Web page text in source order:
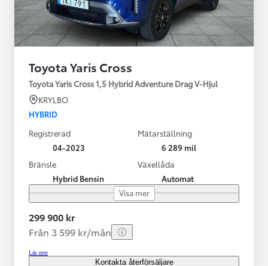
Toyota Yaris Cross
Toyota Yaris Cross 1,5 Hybrid Adventure Drag V-Hjul
KRYLBO
HYBRID
Registrerad
04-2023
Mätarställning
6 289 mil
Bränsle
Hybrid Bensin
Växellåda
Automat
Visa mer
299 900 kr
Från 3 599 kr/mån
Läs mer
Kontakta återförsäljare